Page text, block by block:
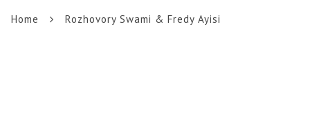
Home Rozhovory Swami & Fredy Ayisi